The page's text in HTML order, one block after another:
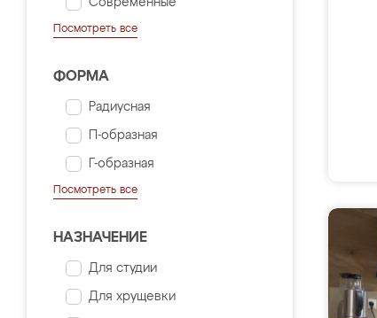
Современные
Посмотреть все
ФОРМА
Радиусная
П-образная
Г-образная
Посмотреть все
НАЗНАЧЕНИЕ
Для студии
Для хрущевки